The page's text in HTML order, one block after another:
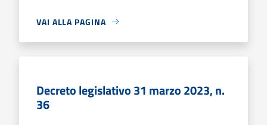
VAI ALLA PAGINA
Decreto legislativo 31 marzo 2023, n.
36